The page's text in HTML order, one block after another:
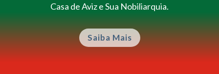
Casa de Aviz e Sua Nobiliarquia.
Saiba Mais